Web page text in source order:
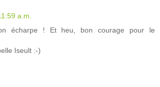
a.m.
écharpe ! Et heu, bon courage pour le
Iseult :-)